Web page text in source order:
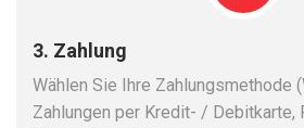
3. Zahlung
Wählen Sie Ihre Zahlungsmethode
Zahlungen per Kredit- / Debitkarte,